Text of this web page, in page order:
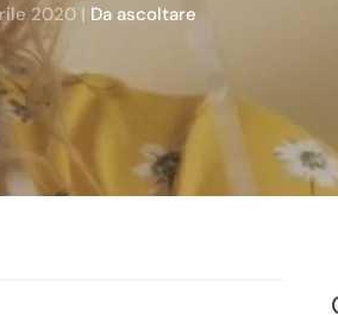
2020| Da ascoltare